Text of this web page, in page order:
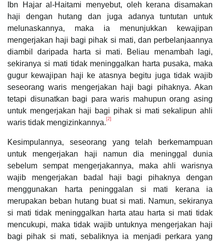
Ibn Hajar al-Haitami menyebut, oleh kerana disamakan
haji dengan hutang dan juga adanya tuntutan untuk
melunaskannya, maka ia menunjukkan kewajipan
mengerjakan haji bagi pihak si mati, dan perbelanjaannya
diambil daripada harta si mati. Beliau menambah lagi,
sekiranya si mati tidak meninggalkan harta pusaka, maka
gugur kewajipan haji ke atasnya begitu juga tidak wajib
seseorang waris mengerjakan haji bagi pihaknya. Akan
tetapi disunatkan bagi para waris mahupun orang asing
untuk mengerjakan haji bagi pihak si mati sekalipun ahli
waris tidak mengizinkannya. [2]
Kesimpulannya, seseorang yang telah berkemampuan
untuk mengerjakan haji namun dia meninggal dunia
sebelum sempat mengerjakannya, maka ahli warisnya
wajib mengerjakan badal haji bagi pihaknya dengan
menggunakan harta peninggalan si mati kerana ia
merupakan beban hutang buat si mati. Namun, sekiranya
si mati tidak meninggalkan harta atau harta si mati tidak
mencukupi, maka tidak wajib untuknya mengerjakan haji
bagi pihak si mati, sebaliknya ia menjadi perkara yang